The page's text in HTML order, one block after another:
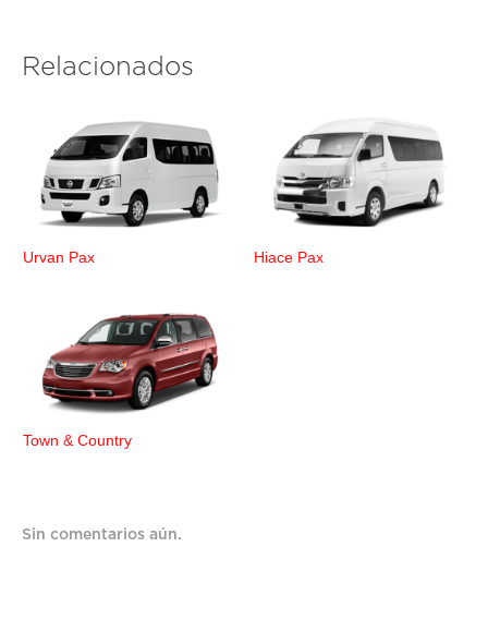
Relacionados
Urvan Pax Hiace Pax
Town & Country
Sin comentarios aún.